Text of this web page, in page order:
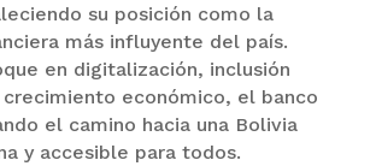
su posición como la
más influyente del país.
en digitalización, inclusión
económico, el banco
el camino hacia una Bolivia
y accesible para todos.